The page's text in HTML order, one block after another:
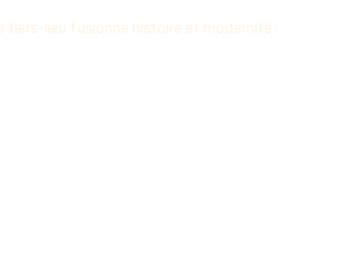
tiers-lieu fusionne histoire et modernité :